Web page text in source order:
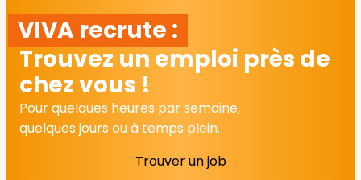
VIVA recrute :
Trouvez un emploi près de
chez vous !
Pour quelques heures par semaine,
quelques jours ou à temps plein.
Trouver un job